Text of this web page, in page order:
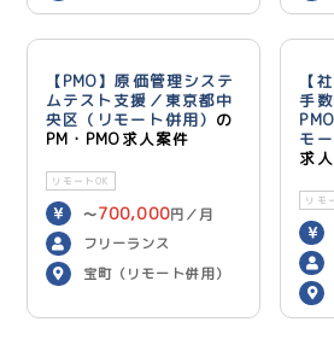
【PMO】原価管理システ
ムテスト支援／東京都中
央区（リモート併用） の
PM・PMO求人案件
リモートOK
〜700,000円／月
フリーランス
宝町（リモート併用）
【
手
モ
求
リモ